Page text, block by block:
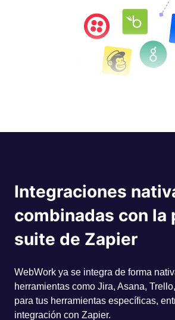
Integraciones
combinadas con la
suite de Zapier
WebWork ya se integra de forma
herramientas como Jira, Asana,
para tus herramientas específicas,
integración con Zapier.